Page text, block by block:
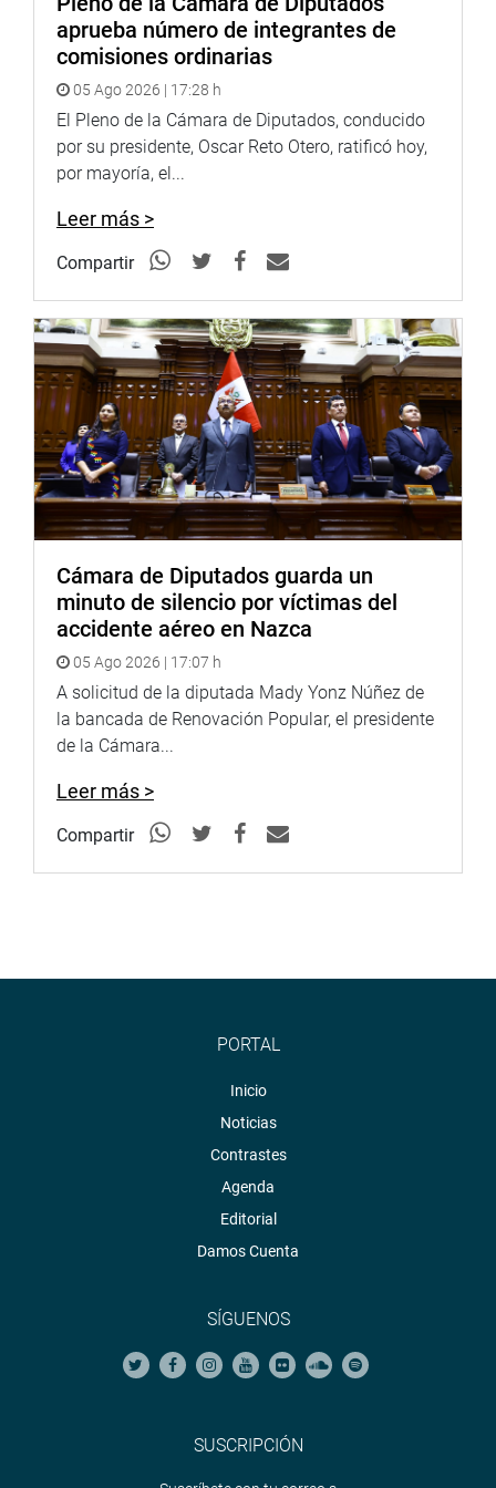
De acuerdo con una decisión de la Junta de Portavoces
efectuada esta mañana, no hubo debate alguno luego de
las respuestas del ministro González.
OFICINA DE COMUNICACIONES
aprueba número de integrantes de
comisiones ordinarias
05 Ago 2026 | 17:28 h
El Pleno de la Cámara de Diputados, conducido
por su presidente, Oscar Reto Otero, ratificó hoy,
por mayoría, el...
Leer más >
Compartir
Cámara de Diputados guarda un
minuto de silencio por víctimas del
accidente aéreo en Nazca
05 Ago 2026 | 17:07 h
A solicitud de la diputada Mady Yonz Núñez de
la bancada de Renovación Popular, el presidente
de la Cámara...
Leer más >
Compartir
PORTAL
Inicio
Noticias
Contrastes
Agenda
Editorial
Damos Cuenta
SÍGUENOS
SUSCRIPCIÓN